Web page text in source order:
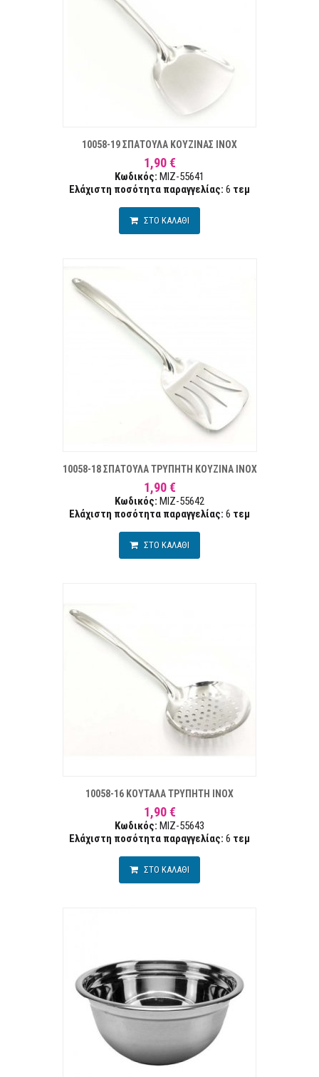
10058-19 ΣΠΑΤΟΥΛΑ ΚΟΥΖΙΝΑΣ ΙΝΟΧ
1,90 €
Κωδικός: MIZ-55641
Ελάχιστη ποσότητα παραγγελίας: 6 τεμ
ΣΤΟ ΚΑΛΑΘΙ
10058-18 ΣΠΑΤΟΥΛΑ ΤΡΥΠΗΤΗ ΚΟΥΖΙΝΑ ΙΝΟΧ
1,90 €
Κωδικός: MIZ-55642
Ελάχιστη ποσότητα παραγγελίας: 6 τεμ
ΣΤΟ ΚΑΛΑΘΙ
10058-16 ΚΟΥΤΑΛΑ ΤΡΥΠΗΤΗ ΙΝΟΧ
1,90 €
Κωδικός: MIZ-55643
Ελάχιστη ποσότητα παραγγελίας: 6 τεμ
ΣΤΟ ΚΑΛΑΘΙ